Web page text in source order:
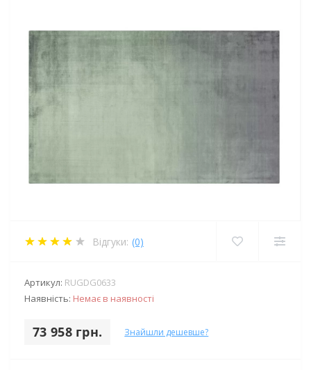
Відгуки: (0)
Артикул: RUGDG0633
Наявність: Немає в наявності
73 958 грн. Знайшли дешевше?